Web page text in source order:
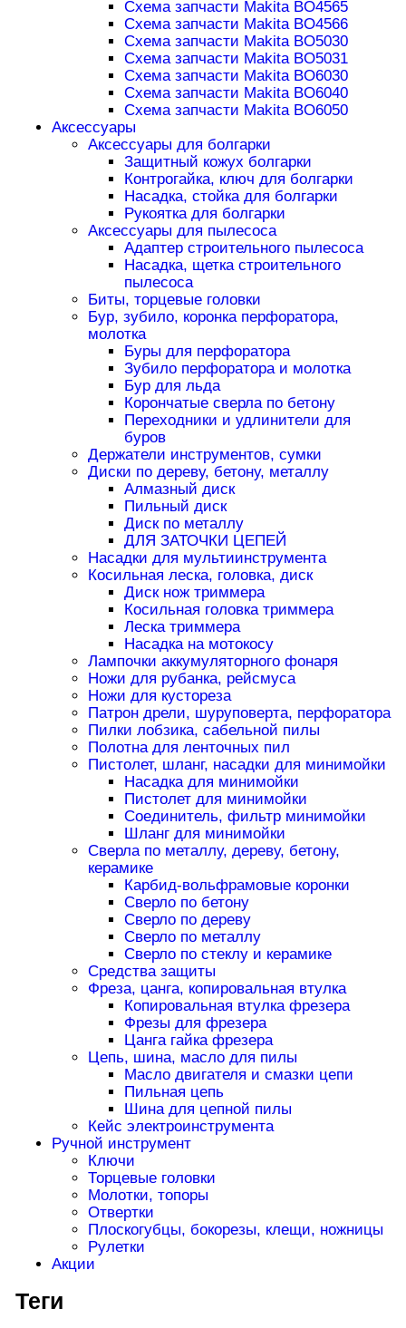
Схема запчасти Makita BO4565
Схема запчасти Makita BO4566
Схема запчасти Makita BO5030
Схема запчасти Makita BO5031
Схема запчасти Makita BO6030
Схема запчасти Makita BO6040
Схема запчасти Makita BO6050
Аксессуары
Аксессуары для болгарки
Защитный кожух болгарки
Контрогайка, ключ для болгарки
Насадка, стойка для болгарки
Рукоятка для болгарки
Аксессуары для пылесоса
Адаптер строительного пылесоса
Насадка, щетка строительного
пылесоса
Биты, торцевые головки
Бур, зубило, коронка перфоратора,
молотка
Буры для перфоратора
Зубило перфоратора и молотка
Бур для льда
Корончатые сверла по бетону
Переходники и удлинители для
буров
Держатели инструментов, сумки
Диски по дереву, бетону, металлу
Алмазный диск
Пильный диск
Диск по металлу
ДЛЯ ЗАТОЧКИ ЦЕПЕЙ
Насадки для мультиинструмента
Косильная леска, головка, диск
Диск нож триммера
Косильная головка триммера
Леска триммера
Насадка на мотокосу
Лампочки аккумуляторного фонаря
Ножи для рубанка, рейсмуса
Ножи для кустореза
Патрон дрели, шуруповерта, перфоратора
Пилки лобзика, сабельной пилы
Полотна для ленточных пил
Пистолет, шланг, насадки для минимойки
Насадка для минимойки
Пистолет для минимойки
Соединитель, фильтр минимойки
Шланг для минимойки
Сверла по металлу, дереву, бетону,
керамике
Карбид-вольфрамовые коронки
Сверло по бетону
Сверло по дереву
Сверло по металлу
Сверло по стеклу и керамике
Средства защиты
Фреза, цанга, копировальная втулка
Копировальная втулка фрезера
Фрезы для фрезера
Цанга гайка фрезера
Цепь, шина, масло для пилы
Масло двигателя и смазки цепи
Пильная цепь
Шина для цепной пилы
Кейс электроинструмента
Ручной инструмент
Ключи
Торцевые головки
Молотки, топоры
Отвертки
Плоскогубцы, бокорезы, клещи, ножницы
Рулетки
Акции
Теги